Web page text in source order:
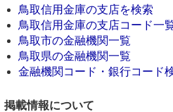
鳥取信用金庫の支店を検索
鳥取信用金庫の支店コード一
鳥取市の金融機関一覧
鳥取県の金融機関一覧
金融機関コード・銀行コード
掲載情報について